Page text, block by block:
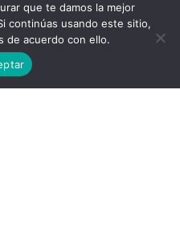
que te damos la mejor
continúas usando este sitio,
de acuerdo con ello.